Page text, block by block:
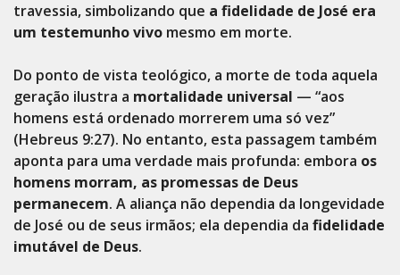
travessia, simbolizando que a fidelidade de José era
um testemunho vivo mesmo em morte.
Do ponto de vista teológico, a morte de toda aquela
geração ilustra a mortalidade universal — “aos
homens está ordenado morrerem uma só vez”
(Hebreus 9:27). No entanto, esta passagem também
aponta para uma verdade mais profunda: embora os
homens morram, as promessas de Deus
permanecem. A aliança não dependia da longevidade
de José ou de seus irmãos; ela dependia da fidelidade
imutável de Deus.